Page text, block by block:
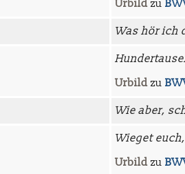
Urbild zu
Was hör ich
Urbild zu
Wie aber,
Wieget
Urbild zu